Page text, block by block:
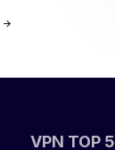
VPN TOP 5